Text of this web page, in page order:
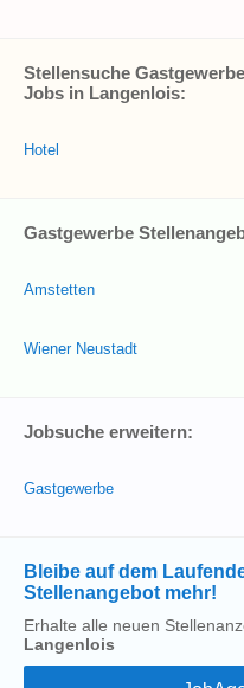
Stellensuche
Jobs in Langenlois:
Hotel
Gastgewerbe
Amstetten
Wiener Neustadt
Jobsuche erweitern:
Gastgewerbe
Bleibe auf dem
Stellenangebot mehr!
Erhalte alle neuen
Langenlois